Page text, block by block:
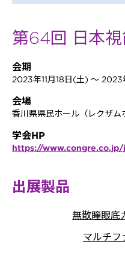
第64回 日本
会期
2023年11月18日(土) ～ 2023
会場
香川県県民ホール（レクザム
学会HP
https://
出展製品
無散瞳眼
マルチフ